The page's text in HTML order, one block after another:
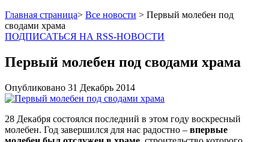
Главная страница> Все новости > Первый молебен под
сводами храма
ПОДПИСАТЬСЯ НА RSS-НОВОСТИ
Первый молебен под сводами храма
Опубликовано 31 Декабрь 2014
28 Декабря состоялся последний в этом году воскресный
молебен. Год завершился для нас радостно – впервые